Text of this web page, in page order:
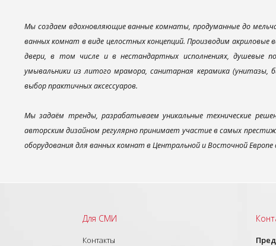
Мы создаем вдохновляющие ванные комнаты, продуманные до
ванных комнат в виде целостных концепций. Производим
двери, в том числе и в нестандартных исполнениях,
умывальники из литого мрамора, санитарная керамика (унитазы,
выбор практичных аксессуаров.
Мы задаём тренды, разрабатываем уникальные технические
авторским дизайном регулярно принимает участие в самых
оборудования для ванных комнат в Центральной и Восточной
Для СМИ
Контакты